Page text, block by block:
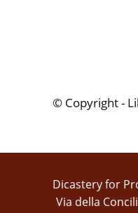
© Copyright -
Dicastery for
Via della